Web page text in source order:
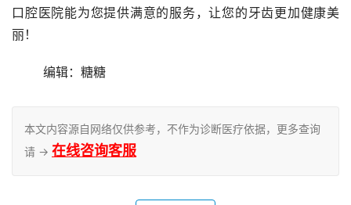
口腔医院能为您提供满意的服务，让您的牙齿更加健康美
丽！
	编辑：糖糖
本文内容源自网络仅供参考，不作为诊断医疗依据，更多查询
请 → 在线咨询客服